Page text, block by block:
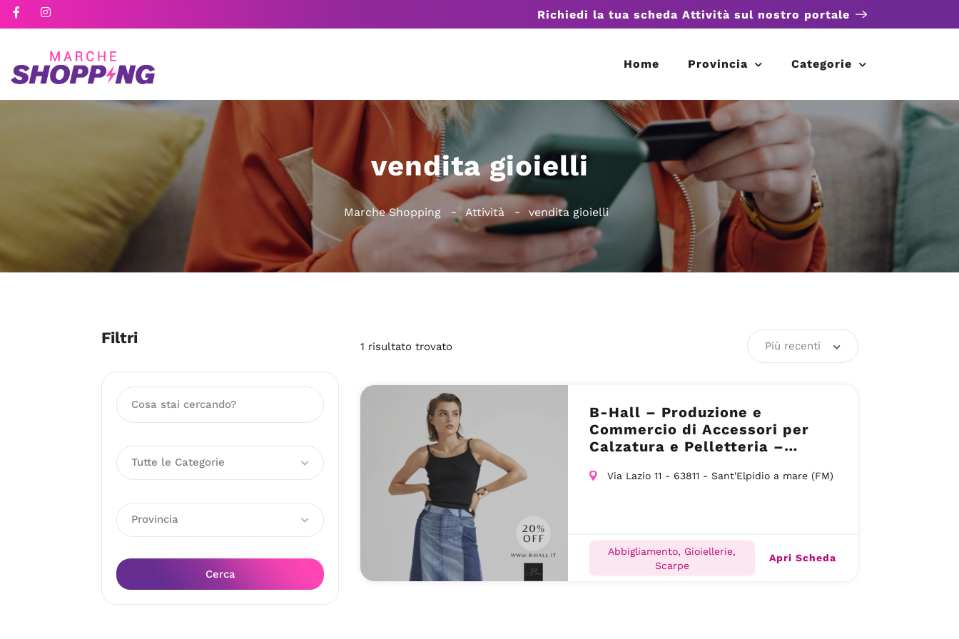
Richiedi la tua scheda Attività sul nostro portale
Home Provincia Categorie
vendita gioielli
Marche Shopping Attività vendita gioielli
Filtri
Tutte le Categorie
Provincia
Cerca
1 risultato trovato Più recenti
B-Hall – Produzione e
Commercio di Accessori per
Calzatura e Pelletteria –
Via Lazio 11 - 63811 - Sant'Elpidio a mare (FM)
Abbigliamento, Gioiellerie,
Scarpe
Apri Scheda